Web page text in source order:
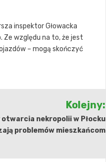
inspektor Głowacka
Ze względu na to, że jest
– mogą skończyć
Kolejny:
nekropolii w Płocku
problemów mieszkańcom